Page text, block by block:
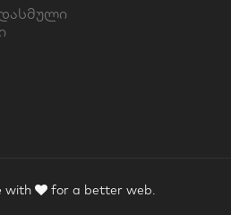
with for a better web.